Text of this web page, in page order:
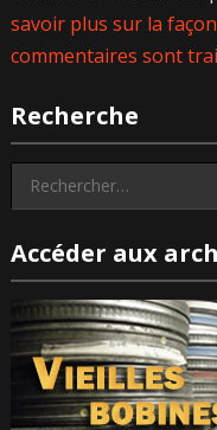
savoir plus sur la
commentaires sont
Recherche
Rechercher :
Accéder aux